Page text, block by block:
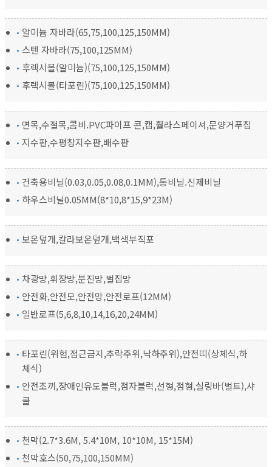
알미늄 자바라(65,75,100,125,150MM)
스텐 자바라(75,100,125MM)
후렉시볼(알미늄)(75,100,125,150MM)
후렉시볼(타포린)(75,100,125,150MM)
면목,수절목,콤비.PVC파이프 콘,캡,훨라스페이셔,문양거푸집
지수판,수평창지수판,배수판
건축용비닐(0.03,0.05,0.08,0.1MM),통비닐.신제비닐
하우스비닐0.05MM(8*10,8*15,9*23M)
보온덮개,칼라보온덮개,백색부직포
차광망,휘장망,분진망,벌집망
안전화,안전모,안전망,안전로프(12MM)
일반로프(5,6,8,10,14,16,20,24MM)
타포린(위험,접근금지,추락주위,낙하주위),안전띠(상체식,하
체식)
안전조끼,장애인유도블럭,점자블럭,선형,점형,실링바(벌트),샤
클
천막(2.7*3.6M, 5.4*10M, 10*10M, 15*15M)
천막호스(50,75,100,150MM)